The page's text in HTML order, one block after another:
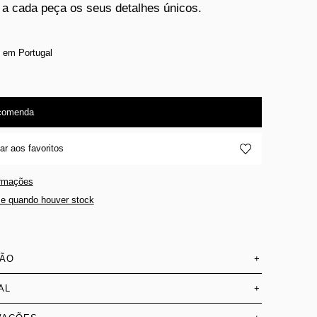
cada peça os seus detalhes únicos.
em Portugal
aos favoritos
quando houver stock
+
+